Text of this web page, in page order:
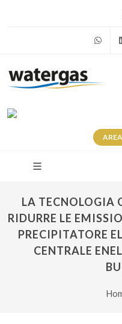
AREA
LA TECNOLOGIA
RIDURRE LE
PRECIPITATORE
CENTRALE